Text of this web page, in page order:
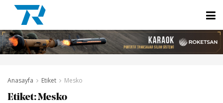
Anasayfa Etiket Mesko
Etiket:Mesko